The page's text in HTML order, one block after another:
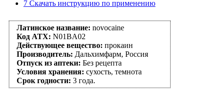
7 Скачать инструкцию по применению
Латинское название: novocaine
Код АТХ: N01BA02
Действующее вещество: прокаин
Производитель: Дальхимфарм, Россия
Отпуск из аптеки: Без рецепта
Условия хранения: сухость, темнота
Срок годности: 3 года.